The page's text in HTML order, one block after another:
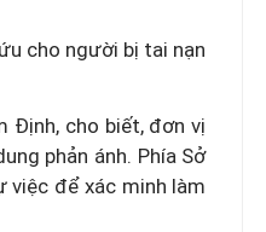
cho người bị tai nạn
Định, cho biết, đơn vị
phản ánh. Phía Sở
việc để xác minh làm
điện tử